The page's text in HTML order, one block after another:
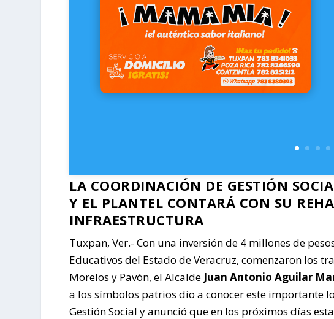
LA COORDINACIÓN DE GESTIÓN
Y EL PLANTEL CONTARÁ CON SU
INFRAESTRUCTURA
Tuxpan, Ver.- Con una inversión de 4 millones de
Educativos del Estado de Veracruz, comenzaron los
Morelos y Pavón, el Alcalde Juan Antonio Aguilar
a los símbolos patrios dio a conocer este importante
Gestión Social y anunció que en los próximos días